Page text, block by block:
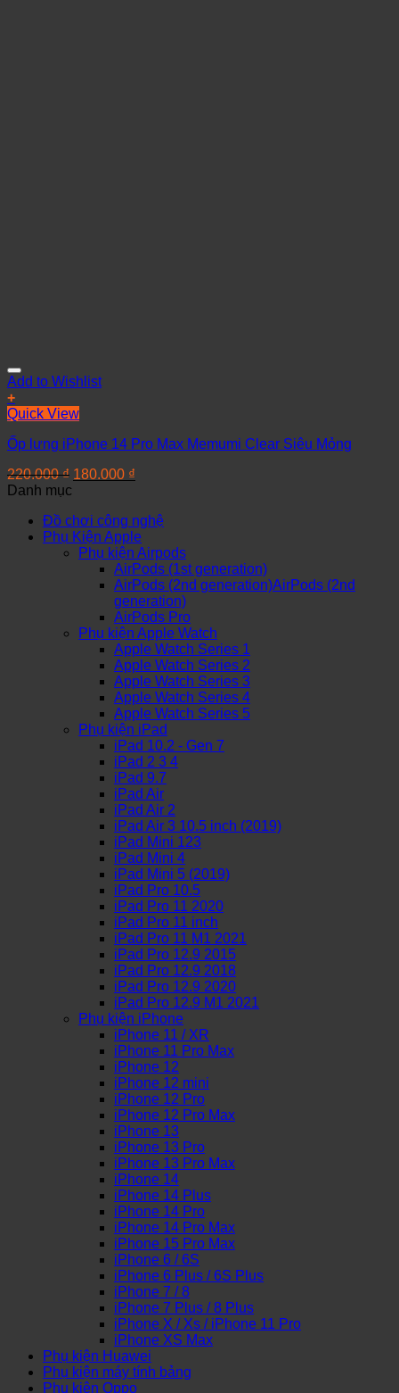
Add to Wishlist
+
Quick View
Ốp lưng iPhone 14 Pro Max Memumi Clear Siêu Mỏng
220.000₫ 180.000 ₫
Danh mục
Đồ chơi công nghệ
Phụ Kiện Apple
Phụ kiện Airpods
AirPods (1st generation)
AirPods (2nd generation)AirPods (2nd
generation)
AirPods Pro
Phụ kiện Apple Watch
Apple Watch Series 1
Apple Watch Series 2
Apple Watch Series 3
Apple Watch Series 4
Apple Watch Series 5
Phụ kiện iPad
iPad 10.2 - Gen 7
iPad 2 3 4
iPad 9.7
iPad Air
iPad Air 2
iPad Air 3 10.5 inch (2019)
iPad Mini 123
iPad Mini 4
iPad Mini 5 (2019)
iPad Pro 10.5
iPad Pro 11 2020
iPad Pro 11 inch
iPad Pro 11 M1 2021
iPad Pro 12.9 2015
iPad Pro 12.9 2018
iPad Pro 12.9 2020
iPad Pro 12.9 M1 2021
Phụ kiện iPhone
iPhone 11 / XR
iPhone 11 Pro Max
iPhone 12
iPhone 12 mini
iPhone 12 Pro
iPhone 12 Pro Max
iPhone 13
iPhone 13 Pro
iPhone 13 Pro Max
iPhone 14
iPhone 14 Plus
iPhone 14 Pro
iPhone 14 Pro Max
iPhone 15 Pro Max
iPhone 6 / 6S
iPhone 6 Plus / 6S Plus
iPhone 7 / 8
iPhone 7 Plus / 8 Plus
iPhone X / Xs / iPhone 11 Pro
iPhone XS Max
Phụ kiện Huawei
Phụ kiện máy tính bảng
Phụ kiện Oppo